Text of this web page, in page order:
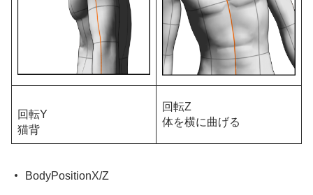
回転Y
猫背
回転Z
体を横に曲げる
BodyPositionX/Z